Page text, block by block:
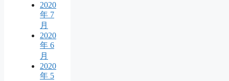
2020
年 7
月
2020
年 6
月
2020
年 5